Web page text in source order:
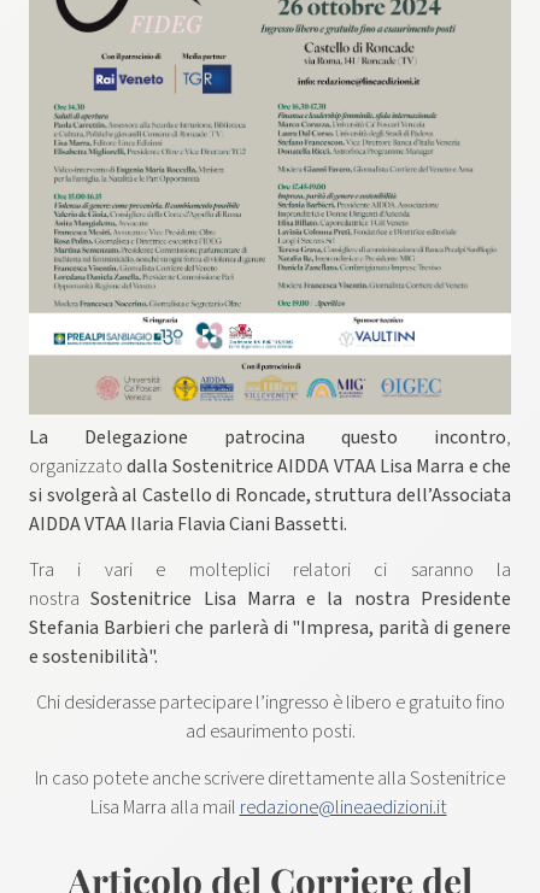
La Delegazione patrocina questo incontro,
organizzatodalla Sostenitrice AIDDA VTAA Lisa Marra e che
si svolgerà al Castello di Roncade, struttura dell’Associata
AIDDA VTAA Ilaria Flavia Ciani Bassetti.
Tra i vari e molteplici relatori ci saranno la
nostraSostenitrice Lisa Marra e la nostra Presidente
Stefania Barbieri che parlerà di "Impresa, parità di genere
e sostenibilità".
Chi desiderasse partecipare l’ingresso è libero e gratuito fino
ad esaurimento posti.
In caso potete anche scrivere direttamente alla Sostenitrice
Lisa Marra alla mail redazione@lineaedizioni.it
Articolo del Corriere del